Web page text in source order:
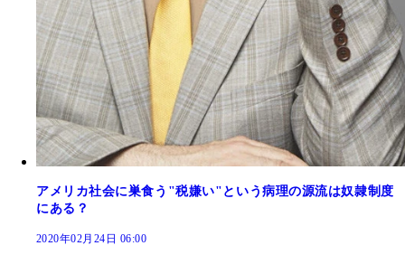
アメリカ社会に巣食う"税嫌い"という病理の源流は奴隷制度
にある？
2020年02月24日 06:00